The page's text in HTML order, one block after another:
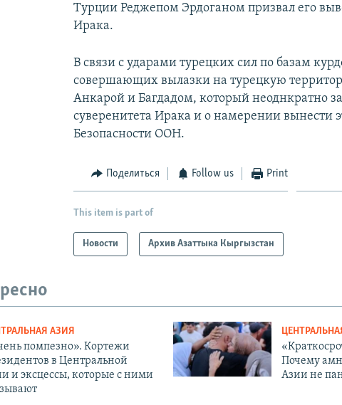
Турции Реджепом Эрдоганом призвал его
Ирака.
В связи с ударами турецких сил по базам
совершающих вылазки на турецкую
Анкарой и Багдадом, который неоднкратно
суверенитета Ирака и о намерении вынести
Безопасности ООН.
Поделиться Follow us Print
This item is part of
Новости Архив Азаттыка Кыргызстан
АЗИЯ
помпезно». Кортежи
в Центральной
и эксцессы, которые с ними
Почему
Азии не